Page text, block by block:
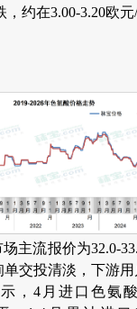
约在3.00-3.20欧元/
主流报价为32.0-
交投清淡，下游
，4月进口色氨